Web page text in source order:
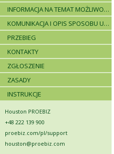
INFORMACJA NA TEMAT MOŻLIWOŚCI SKŁADANIA JEDNEJ OFERTY PRZEZ DWA LUB WIĘCEJ PODMIOTÓW ORAZ UCZESTNICTWA PODWYKONAWCÓW
KOMUNIKACJA I OPIS SPOSOBU UDZIELANIA WYJAŚNIEŃ
PRZEBIEG
KONTAKTY
ZGŁOSZENIE
ZASADY
INSTRUKCJE
Houston PROEBIZ
+48 222 139 900
proebiz.com/pl/support
houston@proebiz.com